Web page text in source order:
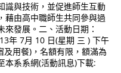
識與技術，並促進師生互動
藉由高中職師生共同參與過
發展。二、活動日期：
年 7月 10 日(星期 三 ) 下午
用餐)，名額有限，額滿為
本系系網(活動訊息)下載: